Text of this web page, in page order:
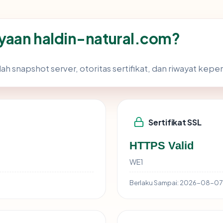
haldin-natural.com?
snapshot server, otoritas sertifikat, dan riwayat
Sertifikat SSL
HTTPS Valid
WE1
Berlaku Sampai: 2026-08-07